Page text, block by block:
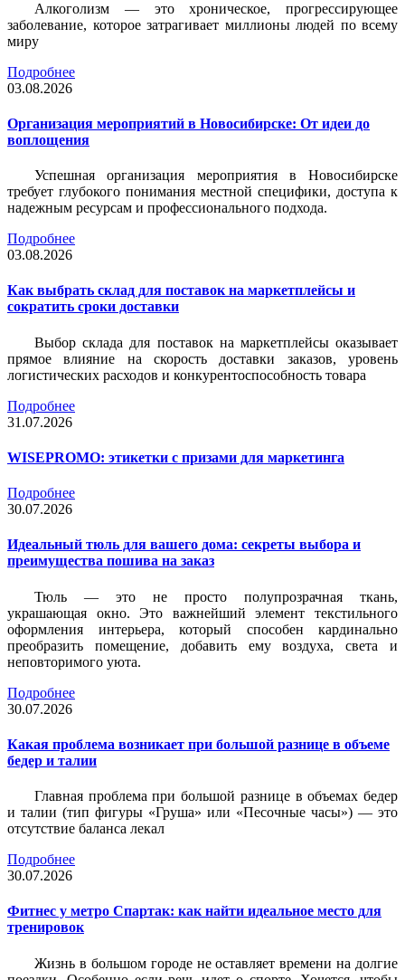
Алкоголизм — это хроническое, прогрессирующее
заболевание, которое затрагивает миллионы людей по всему
миру
Подробнее
03.08.2026
Организация мероприятий в Новосибирске: От идеи до
воплощения
Успешная организация мероприятия в Новосибирске
требует глубокого понимания местной специфики, доступа к
надежным ресурсам и профессионального подхода.
Подробнее
03.08.2026
Как выбрать склад для поставок на маркетплейсы и
сократить сроки доставки
Выбор склада для поставок на маркетплейсы оказывает
прямое влияние на скорость доставки заказов, уровень
логистических расходов и конкурентоспособность товара
Подробнее
31.07.2026
WISEPROMO: этикетки с призами для маркетинга
Подробнее
30.07.2026
Идеальный тюль для вашего дома: секреты выбора и
преимущества пошива на заказ
Тюль — это не просто полупрозрачная ткань,
украшающая окно. Это важнейший элемент текстильного
оформления интерьера, который способен кардинально
преобразить помещение, добавить ему воздуха, света и
неповторимого уюта.
Подробнее
30.07.2026
Какая проблема возникает при большой разнице в объеме
бедер и талии
Главная проблема при большой разнице в объемах бедер
и талии (тип фигуры «Груша» или «Песочные часы») — это
отсутствие баланса лекал
Подробнее
30.07.2026
Фитнес у метро Спартак: как найти идеальное место для
тренировок
Жизнь в большом городе не оставляет времени на долгие